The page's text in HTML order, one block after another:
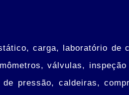
carga, laboratório de
válvulas,
pressão, caldeiras,